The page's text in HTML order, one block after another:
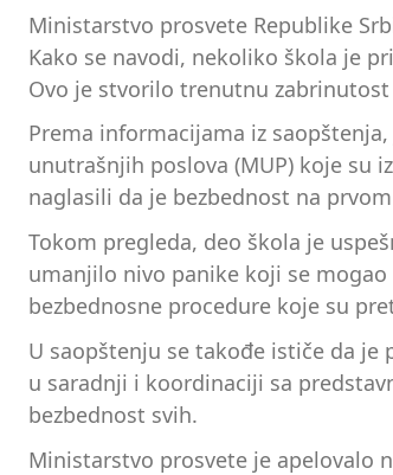
Ministarstvo prosvete Republike
Kako se navodi, nekoliko škola je
Ovo je stvorilo trenutnu
Prema informacijama iz
unutrašnjih poslova (MUP) koje su
naglasili da je bezbednost na
Tokom pregleda, deo škola je
umanjilo nivo panike koji se
bezbednosne procedure koje su
U saopštenju se takođe ističe da
u saradnji i koordinaciji sa
bezbednost svih.
Ministarstvo prosvete je apelovalo